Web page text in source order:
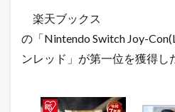
楽天ブックス
の「Nintendo Switch Joy-
ンレッド」が第一位を獲得し